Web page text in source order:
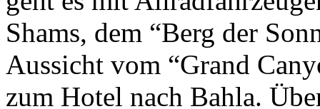
Shams, dem “Berg der
Aussicht vom “Grand
zum Hotel nach Bahla.